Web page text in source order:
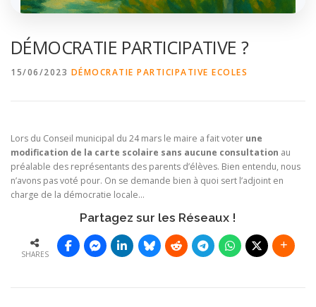
DÉMOCRATIE PARTICIPATIVE ?
15/06/2023 DÉMOCRATIE PARTICIPATIVE ECOLES
Lors du Conseil municipal du 24 mars le maire a fait voter une
modification de la carte scolaire sans aucune consultation au
préalable des représentants des parents d’élèves. Bien entendu, nous
n’avons pas voté pour. On se demande bien à quoi sert l’adjoint en
charge de la démocratie locale…
Partagez sur les Réseaux !
SHARES